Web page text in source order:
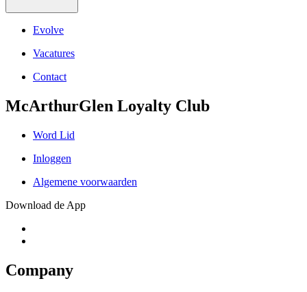
Evolve
Vacatures
Contact
McArthurGlen Loyalty Club
Word Lid
Inloggen
Algemene voorwaarden
Download de App
Company